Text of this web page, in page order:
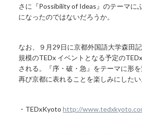
さに『Possibility of Ideas』のテーマに
になったのではないだろうか。
なお、９月29日に京都外国語大学森田
規模のTEDx イベントとなる予定の
される。『序・破・急』をテーマに形
再び京都に表れることを楽しみにしたい
・TEDxKyotohttp://